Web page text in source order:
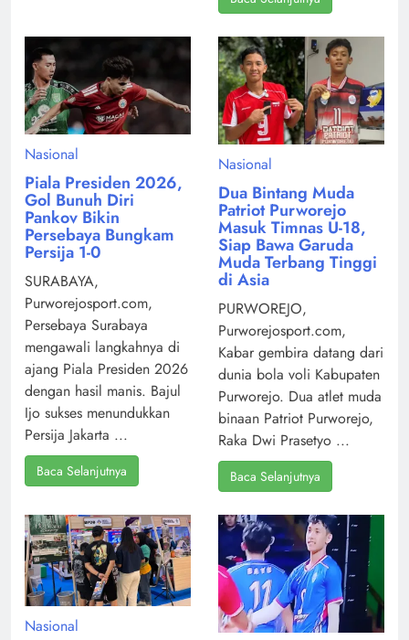
Nasional
Piala Presiden 2026,
Gol Bunuh Diri
Pankov Bikin
Persebaya Bungkam
Persija 1-0
SURABAYA,
Purworejosport.com,
Persebaya Surabaya
mengawali langkahnya di
ajang Piala Presiden 2026
dengan hasil manis. Bajul
Ijo sukses menundukkan
Persija Jakarta ...
Baca Selanjutnya
Nasional
Dua Bintang Muda
Patriot Purworejo
Masuk Timnas U-18,
Siap Bawa Garuda
Muda Terbang Tinggi
di Asia
PURWOREJO,
Purworejosport.com,
Kabar gembira datang dari
dunia bola voli Kabupaten
Purworejo. Dua atlet muda
binaan Patriot Purworejo,
Raka Dwi Prasetyo ...
Baca Selanjutnya
Nasional